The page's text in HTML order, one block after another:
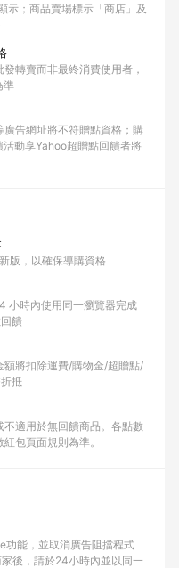
示；商品賣場標示「商店」及
轉賣而非最終消費使用者，
準
告網址將不符贈點資格；購
動享Yahoo超贈點回饋者將
版，以確保導購資格
小時內使用同一瀏覽器完成
饋
額將扣除運費/購物金/超贈點/
抵
適用於無回饋商品。各點數
包頁面規則為準。
能，並取消廣告阻擋程式
後，請於24小時內並以同一